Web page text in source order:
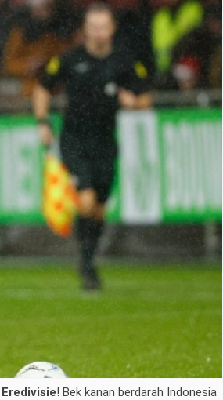
Eredivisie! Bek kanan berdarah Indonesia